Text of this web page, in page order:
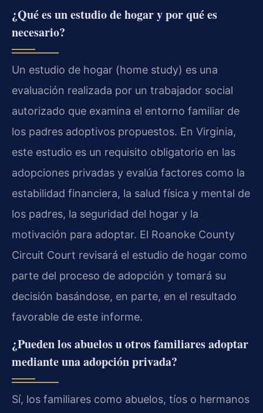
¿Qué es un estudio de hogar y por qué es
necesario?
Un estudio de hogar (home study) es una
evaluación realizada por un trabajador social
autorizado que examina el entorno familiar de
los padres adoptivos propuestos. En Virginia,
este estudio es un requisito obligatorio en las
adopciones privadas y evalúa factores como la
estabilidad financiera, la salud física y mental de
los padres, la seguridad del hogar y la
motivación para adoptar. El Roanoke County
Circuit Court revisará el estudio de hogar como
parte del proceso de adopción y tomará su
decisión basándose, en parte, en el resultado
favorable de este informe.
¿Pueden los abuelos u otros familiares adoptar
mediante una adopción privada?
Sí, los familiares como abuelos, tíos o hermanos